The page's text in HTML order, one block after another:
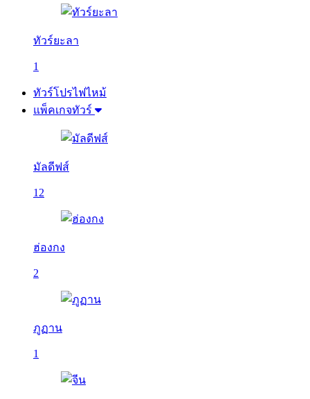
ทัวร์ยะลา
1
ทัวร์โปรไฟไหม้
แพ็คเกจทัวร์
มัลดีฟส์
12
ฮ่องกง
2
ภูฏาน
1